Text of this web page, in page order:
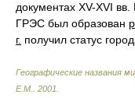
документах XV-XVI
ГРЭС был образован
г. получил статус
Географические названия
Е.М.
2001